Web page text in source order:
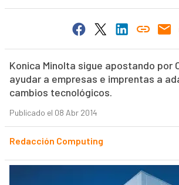
Konica Minolta sigue apostando por
ayudar a empresas e imprentas a
cambios tecnológicos.
Publicado el 08 Abr 2014
Redacción Computing